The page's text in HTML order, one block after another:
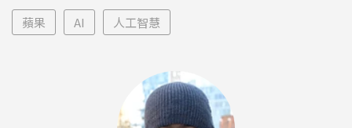
蘋果 AI 人工智慧